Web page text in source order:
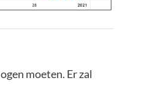
moeten. Er zal